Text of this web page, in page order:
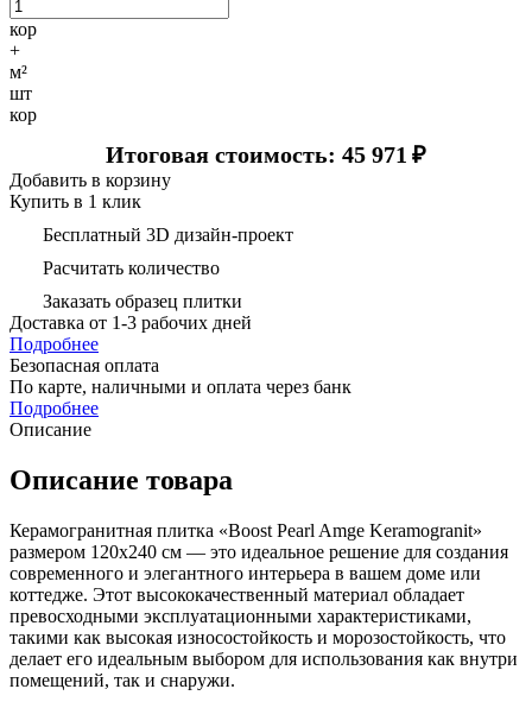
кор
+
м²
шт
кор
Итоговая стоимость: 45 971 ₽
Добавить в корзину
Купить в 1 клик
Бесплатный 3D дизайн-проект
Расчитать количество
Заказать образец плитки
Доставка от 1-3 рабочих дней
Подробнее
Безопасная оплата
По карте, наличными и оплата через банк
Подробнее
Описание
Описание товара
Керамогранитная плитка «Boost Pearl Amge Keramogranit»
размером 120х240 см — это идеальное решение для создания
современного и элегантного интерьера в вашем доме или
коттедже. Этот высококачественный материал обладает
превосходными эксплуатационными характеристиками,
такими как высокая износостойкость и морозостойкость, что
делает его идеальным выбором для использования как внутри
помещений, так и снаружи.